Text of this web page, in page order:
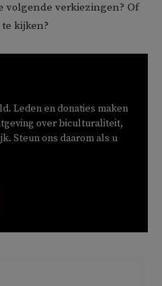
volgende verkiezingen? Of
kijken?
Leden en donaties maken
over biculturaliteit,
Steun ons daarom als u